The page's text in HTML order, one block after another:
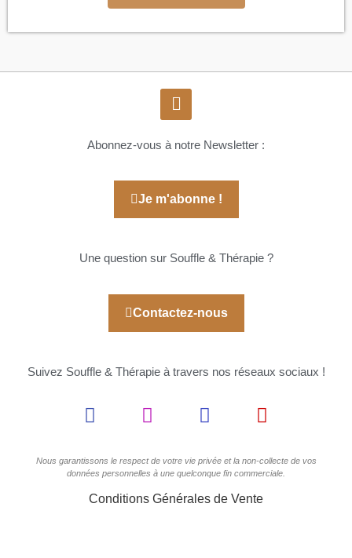
Abonnez-vous à notre Newsletter :
Je m'abonne !
Une question sur Souffle & Thérapie ?
Contactez-nous
Suivez Souffle & Thérapie à travers nos réseaux sociaux !
Nous garantissons le respect de votre vie privée et la non-collecte de vos
données personnelles à une quelconque fin commerciale.
Conditions Générales de Vente